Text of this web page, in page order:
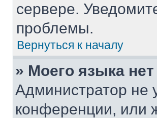
сервере.
проблемы.
Вернуться к началу
» Моего языка
Администратор не
конференции, или